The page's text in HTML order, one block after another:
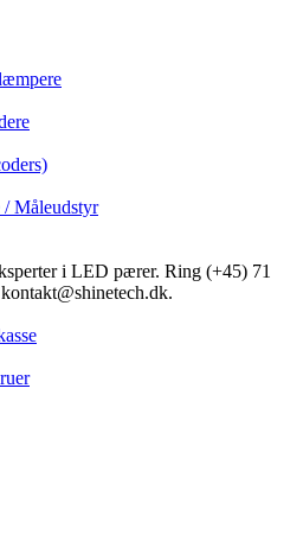
/ Måleudstyr
i LED pærer. Ring (+45) 71